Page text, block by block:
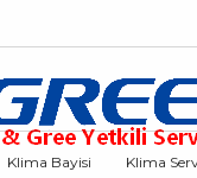
Klima Bayisi Klima